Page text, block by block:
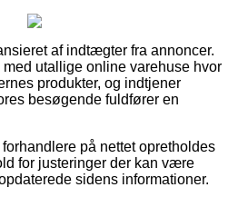
af indtægter fra annoncer.
utallige online varehuse hvor
produkter, og indtjener
besøgende fuldfører en
på nettet opretholdes
for justeringer der kan være
sidens informationer.